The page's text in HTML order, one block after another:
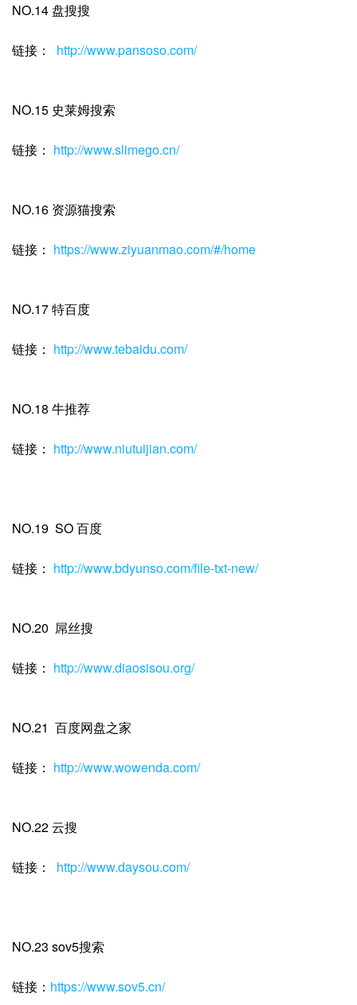
NO.14 盘搜搜
链接： http://www.pansoso.com/
NO.15 史莱姆搜索
链接： http://www.slimego.cn/
NO.16 资源猫搜索
链接： https://www.ziyuanmao.com/#/home
NO.17 特百度
链接： http://www.tebaidu.com/
NO.18 牛推荐
链接： http://www.niutuijian.com/
NO.19 SO 百度
链接： http://www.bdyunso.com/file-txt-new/
NO.20 屌丝搜
链接： http://www.diaosisou.org/
NO.21 百度网盘之家
链接： http://www.wowenda.com/
NO.22 云搜
链接： http://www.daysou.com/
NO.23 sov5搜索
链接： https://www.sov5.cn/